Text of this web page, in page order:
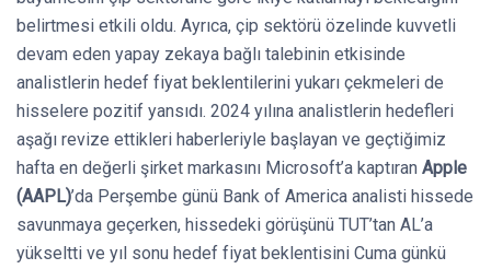
belirtmesi etkili oldu. Ayrıca, çip sektörü özelinde kuvvetli
devam eden yapay zekaya bağlı talebinin etkisinde
analistlerin hedef fiyat beklentilerini yukarı çekmeleri de
hisselere pozitif yansıdı. 2024 yılına analistlerin hedefleri
aşağı revize ettikleri haberleriyle başlayan ve geçtiğimiz
hafta en değerli şirket markasını Microsoft’a kaptıran Apple
(AAPL)’da Perşembe günü Bank of America analisti hissede
savunmaya geçerken, hissedeki görüşünü TUT’tan AL’a
yükseltti ve yıl sonu hedef fiyat beklentisini Cuma günkü